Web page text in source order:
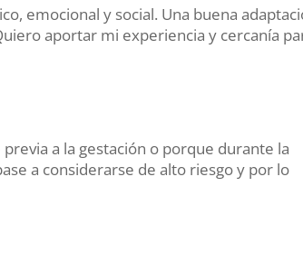
emocional y social. Una buena
aportar mi experiencia y cercanía
a la gestación o porque durante la
a considerarse de alto riesgo y por lo